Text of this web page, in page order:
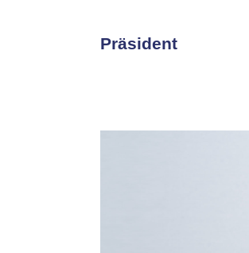
Präsident